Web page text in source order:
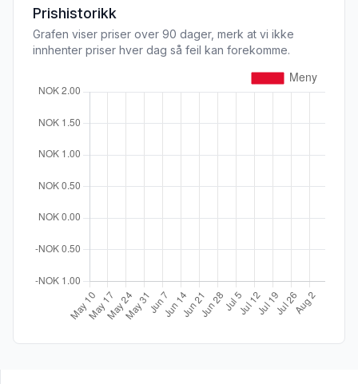
Prishistorikk
Grafen viser priser over 90 dager, merk at vi ikke
innhenter priser hver dag så feil kan forekomme.